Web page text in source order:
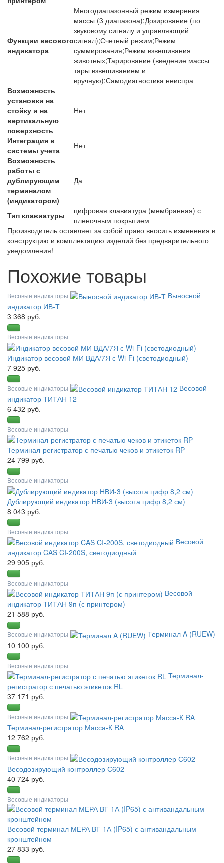
Функции весового
индикатора
Многодиапазонный режим измерения
массы (3 диапазона);Дозирование (по
звуковому сигналу и управляющий
сигнал);Счетный режим;Режим
суммирования;Режим взвешивания
животных;Тарирование (введение массы
тары взвешиванием и
вручную);Самодиагностика неиспра
Возможность
установки на
стойку и на
вертикальную
поверхность
Нет
Интеграция в
системы учета
Нет
Возможность
работы с
дублирующим
терминалом
(индикатором)
Да
Тип клавиатуры
цифровая клавиатура (мембранная) с
пленочным покрытием
Производитель оставляет за собой право вносить изменения в
конструкцию и комплектацию изделий без предварительного
уведомления!
Похожие товары
Весовые индикаторы
Выносной
индикатор ИВ-Т
3 368 руб.
Весовые индикаторы
Индикатор весовой МИ ВДА/7Я с Wi-Fi (светодиодный)
7 925 руб.
Весовые индикаторы
Весовой
индикатор ТИТАН 12
6 432 руб.
Весовые индикаторы
Терминал-регистратор с печатью чеков и этикеток RP
24 799 руб.
Весовые индикаторы
Дублирующий индикатор НВИ-3 (высота цифр 8,2 см)
8 043 руб.
Весовые индикаторы
Весовой
индикатор CAS CI-200S, светодиодный
29 905 руб.
Весовые индикаторы
Весовой
индикатор ТИТАН 9п (с принтером)
21 588 руб.
Весовые индикаторы
Терминал A (RUEW)
10 100 руб.
Весовые индикаторы
Терминал-
регистратор с печатью этикеток RL
37 171 руб.
Весовые индикаторы
Терминал-регистратор Масса-К RA
12 762 руб.
Весовые индикаторы
Весодозирующий контроллер С602
40 724 руб.
Весовые индикаторы
Весовой терминал МЕРА ВТ-1А (IP65) с антивандальным
кронштейном
27 833 руб.